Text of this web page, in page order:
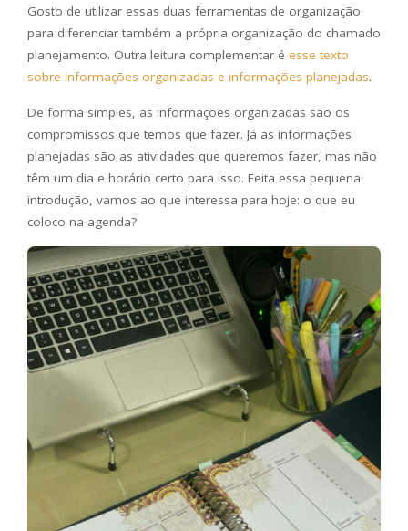
Gosto de utilizar essas duas ferramentas de organização
para diferenciar também a própria organização do chamado
planejamento. Outra leitura complementar é esse texto
sobre informações organizadas e informações planejadas.
De forma simples, as informações organizadas são os
compromissos que temos que fazer. Já as informações
planejadas são as atividades que queremos fazer, mas não
têm um dia e horário certo para isso. Feita essa pequena
introdução, vamos ao que interessa para hoje: o que eu
coloco na agenda?